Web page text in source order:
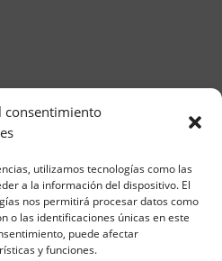
consentimiento
utilizamos tecnologías como las
a la información del dispositivo. El
nos permitirá procesar datos como
o las identificaciones únicas en este
puede afectar
y funciones.